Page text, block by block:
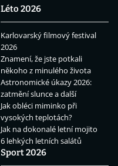
Léto 2026
Karlovarský filmový festival
2026
Znamení, že jste potkali
někoho z minulého života
Astronomické úkazy 2026:
zatmění slunce a další
Jak obléci miminko při
vysokých teplotách?
Jak na dokonalé letní mojito
6 lehkých letních salátů
Sport 2026